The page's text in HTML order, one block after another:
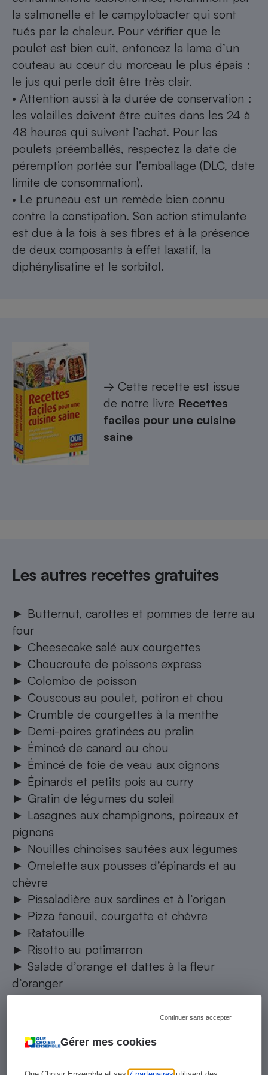
Gérer mes cookies
Continuer sans accepter
la salmonelle et le campylobacter qui sont
tués par la chaleur. Pour vérifier que le
poulet est bien cuit, enfoncez la lame d’un
couteau au cœur du morceau le plus épais :
le jus qui perle doit être très clair.
• Attention aussi à la durée de conservation :
les volailles doivent être cuites dans les 24 à
48 heures qui suivent l’achat. Pour les
poulets préemballés, respectez la date de
péremption portée sur l’emballage (DLC, date
limite de consommation).
• Le pruneau est un remède bien connu
contre la constipation. Son action stimulante
est due à la fois à ses fibres et à la présence
de deux composants à effet laxatif, la
diphénylisatine et le sorbitol.
→ Cette recette est issue
de notre livre Recettes
faciles pour une cuisine
saine
Les autres recettes gratuites
​​​​​​► Butternut, carottes et pommes de terre au
four
► Cheesecake salé aux courgettes
► Choucroute de poissons express
► Colombo de poisson
► Couscous au poulet, potiron et chou
► Crumble de courgettes à la menthe
► Demi-poires gratinées au pralin
► Émincé de canard au chou
► Émincé de foie de veau aux oignons
► Épinards et petits pois au curry
► Gratin de légumes du soleil
► Lasagnes aux champignons, poireaux et
pignons
► Nouilles chinoises sautées aux légumes
► Omelette aux pousses d’épinards et au
chèvre
► Pissaladière aux sardines et à l’origan
► Pizza fenouil, courgette et chèvre
► Ratatouille
► Risotto au potimarron
► Salade d’orange et dattes à la fleur
d’oranger
►Salade de quinoa aux légumes printaniers
Salade italienne à l’avocat
►Sauté de veau aux carottes
►Soupe de brocolis à la truite fumée
Tagliatelle et poireaux à la crème